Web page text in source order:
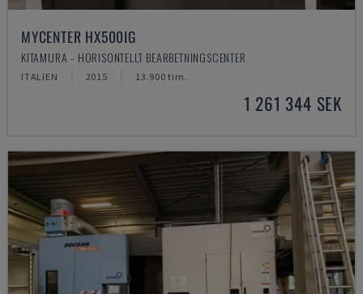
MYCENTER HX500IG
KITAMURA - HORISONTELLT BEARBETNINGSCENTER
ITALIEN 2015 13.900 tim.
1 261 344 SEK